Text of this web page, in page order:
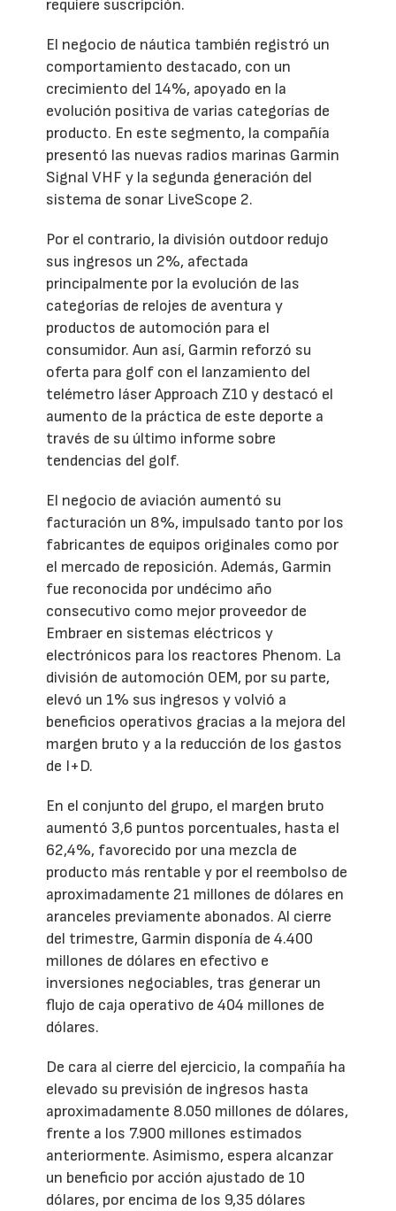
requiere suscripción.
El negocio de náutica también registró un
comportamiento destacado, con un
crecimiento del 14%, apoyado en la
evolución positiva de varias categorías de
producto. En este segmento, la compañía
presentó las nuevas radios marinas Garmin
Signal VHF y la segunda generación del
sistema de sonar LiveScope 2.
Por el contrario, la división outdoor redujo
sus ingresos un 2%, afectada
principalmente por la evolución de las
categorías de relojes de aventura y
productos de automoción para el
consumidor. Aun así, Garmin reforzó su
oferta para golf con el lanzamiento del
telémetro láser Approach Z10 y destacó el
aumento de la práctica de este deporte a
través de su último informe sobre
tendencias del golf.
El negocio de aviación aumentó su
facturación un 8%, impulsado tanto por los
fabricantes de equipos originales como por
el mercado de reposición. Además, Garmin
fue reconocida por undécimo año
consecutivo como mejor proveedor de
Embraer en sistemas eléctricos y
electrónicos para los reactores Phenom. La
división de automoción OEM, por su parte,
elevó un 1% sus ingresos y volvió a
beneficios operativos gracias a la mejora del
margen bruto y a la reducción de los gastos
de I+D.
En el conjunto del grupo, el margen bruto
aumentó 3,6 puntos porcentuales, hasta el
62,4%, favorecido por una mezcla de
producto más rentable y por el reembolso de
aproximadamente 21 millones de dólares en
aranceles previamente abonados. Al cierre
del trimestre, Garmin disponía de 4.400
millones de dólares en efectivo e
inversiones negociables, tras generar un
flujo de caja operativo de 404 millones de
dólares.
De cara al cierre del ejercicio, la compañía ha
elevado su previsión de ingresos hasta
aproximadamente 8.050 millones de dólares,
frente a los 7.900 millones estimados
anteriormente. Asimismo, espera alcanzar
un beneficio por acción ajustado de 10
dólares, por encima de los 9,35 dólares